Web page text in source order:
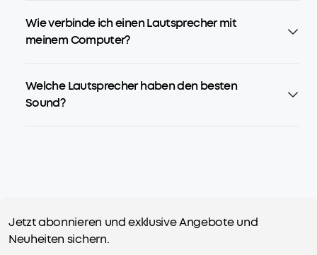
Wie verbinde ich einen Lautsprecher mit
meinem Computer?
Welche Lautsprecher haben den besten
Sound?
Jetzt abonnieren und exklusive Angebote und
Neuheiten sichern.